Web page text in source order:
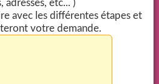
adresses, etc... )
avec les différentes étapes et
votre demande.